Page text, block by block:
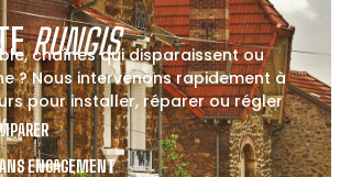
RUNGIS
chaînes qui disparaissent ou
? Nous intervenons rapidement à
pour installer, réparer ou régler
ENGAGEMENT